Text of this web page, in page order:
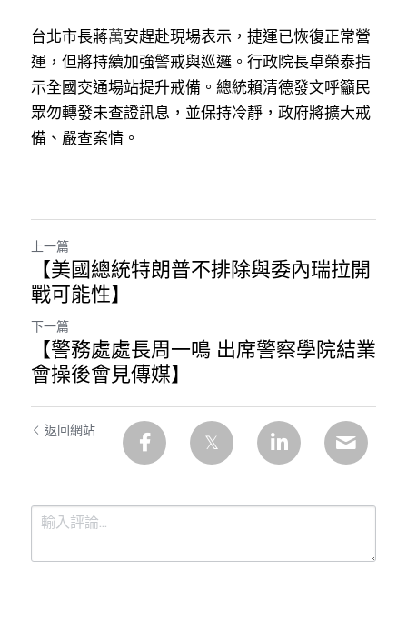
台北市長蔣萬安趕赴現場表示，捷運已恢復正常營
運，但將持續加強警戒與巡邏。行政院長卓榮泰指
示全國交通場站提升戒備。總統賴清德發文呼籲民
眾勿轉發未查證訊息，並保持冷靜，政府將擴大戒
備、嚴查案情。
上一篇
【美國總統特朗普不排除與委內瑞拉開
戰可能性】
下一篇
【警務處處長周一鳴 出席警察學院結業
會操後會見傳媒】
返回網站